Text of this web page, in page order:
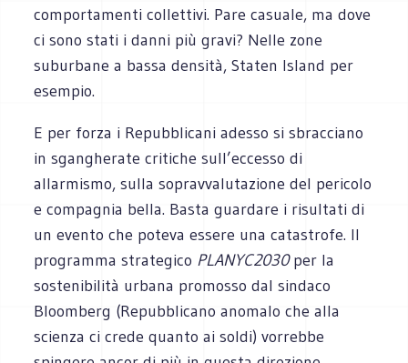
comportamenti collettivi. Pare casuale, ma dove
ci sono stati i danni più gravi? Nelle zone
suburbane a bassa densità, Staten Island per
esempio.
E per forza i Repubblicani adesso si sbracciano
in sgangherate critiche sull’eccesso di
allarmismo, sulla sopravvalutazione del pericolo
e compagnia bella. Basta guardare i risultati di
un evento che poteva essere una catastrofe. Il
programma strategico PLANYC2030per la
sostenibilità urbana promosso dal sindaco
Bloomberg (Repubblicano anomalo che alla
scienza ci crede quanto ai soldi) vorrebbe